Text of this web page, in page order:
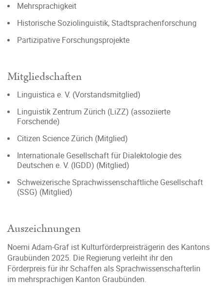
Mehrsprachigkeit
Historische Soziolinguistik, Stadtsprachenforschung
Partizipative Forschungsprojekte
Mitgliedschaften
Linguistica e. V. (Vorstandsmitglied)
Linguistik Zentrum Zürich (LiZZ) (assoziierte
Forschende)
Citizen Science Zürich (Mitglied)
Internationale Gesellschaft für Dialektologie des
Deutschen e. V. (IGDD) (Mitglied)
Schweizerische Sprachwissenschaftliche Gesellschaft
(SSG) (Mitglied)
Auszeichnungen
Noemi Adam-Graf ist Kulturförderpreisträgerin des Kantons
Graubünden 2025. Die Regierung verleiht ihr den
Förderpreis für ihr Schaffen als Sprachwissenschafterlin
im mehrsprachigen Kanton Graubünden.